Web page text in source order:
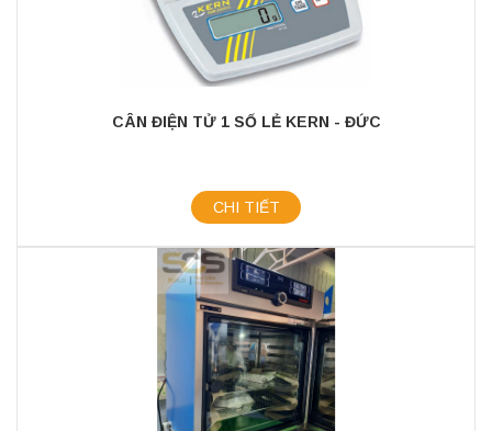
CÂN ĐIỆN TỬ 1 SỐ LẺ KERN - ĐỨC
CHI TIẾT